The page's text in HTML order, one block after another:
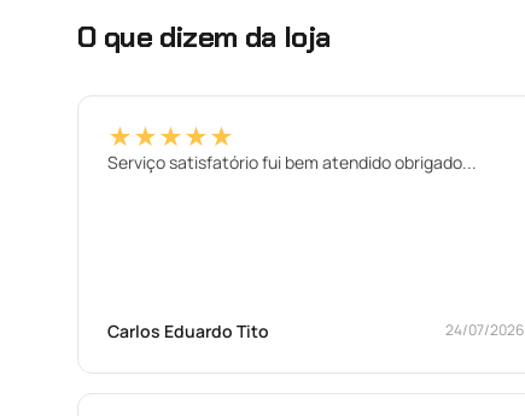
O que dizem da loja
★★★★★
Serviço satisfatório fui bem atendido obrigado...
Carlos Eduardo Tito 24/07/2026